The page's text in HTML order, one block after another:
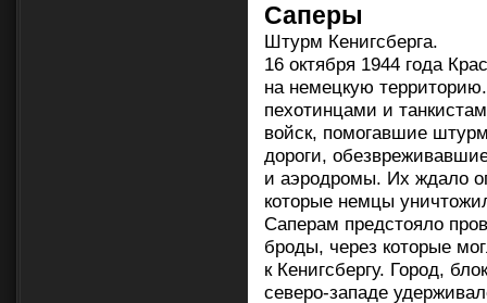
Саперы
Штурм Кенигсберга.
16 октября 1944 года
на немецкую
пехотинцами и
войск, помогавшие
дороги,
и аэродромы. Их ждало
которые немцы
Саперам предстояло
броды, через которые
к Кенигсбергу. Город,
северо-западе